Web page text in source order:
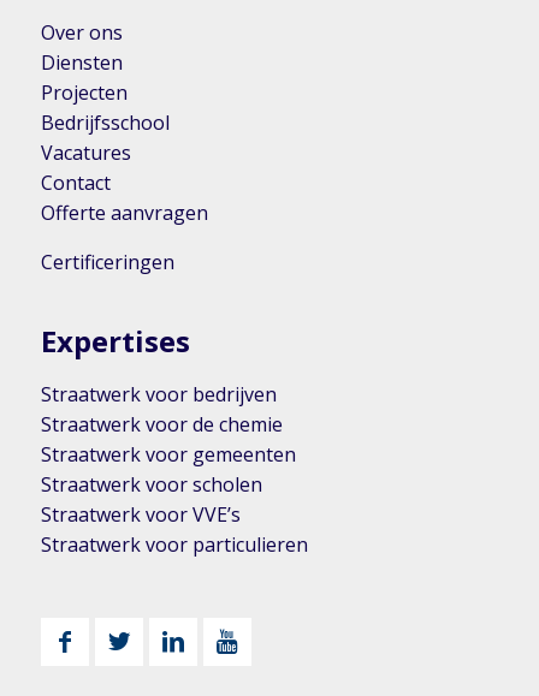
Over ons
Diensten
Projecten
Bedrijfsschool
Vacatures
Contact
Offerte aanvragen
Certificeringen
Expertises
Straatwerk voor bedrijven
Straatwerk voor de chemie
Straatwerk voor gemeenten
Straatwerk voor scholen
Straatwerk voor VVE’s
Straatwerk voor particulieren